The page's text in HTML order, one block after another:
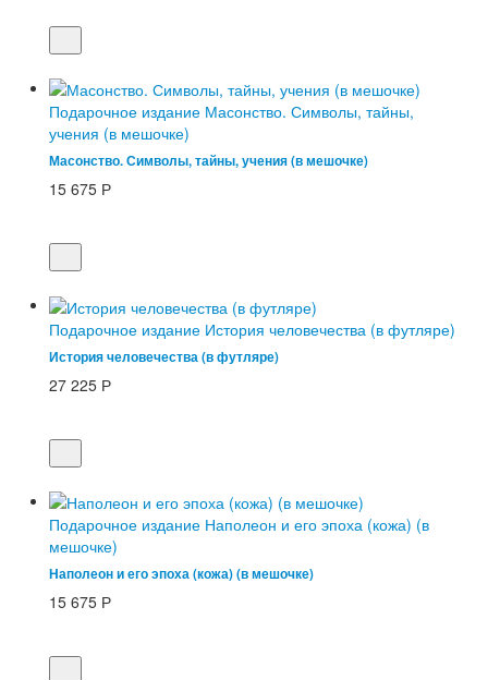
Подарочное издание Масонство. Символы, тайны,
учения (в мешочке)
Масонство. Символы, тайны, учения (в мешочке)
15 675 Р
Подарочное издание История человечества (в футляре)
История человечества (в футляре)
27 225 Р
Подарочное издание Наполеон и его эпоха (кожа) (в
мешочке)
Наполеон и его эпоха (кожа) (в мешочке)
15 675 Р